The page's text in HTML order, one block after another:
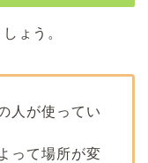
ょう。
人が使ってい
って場所が変